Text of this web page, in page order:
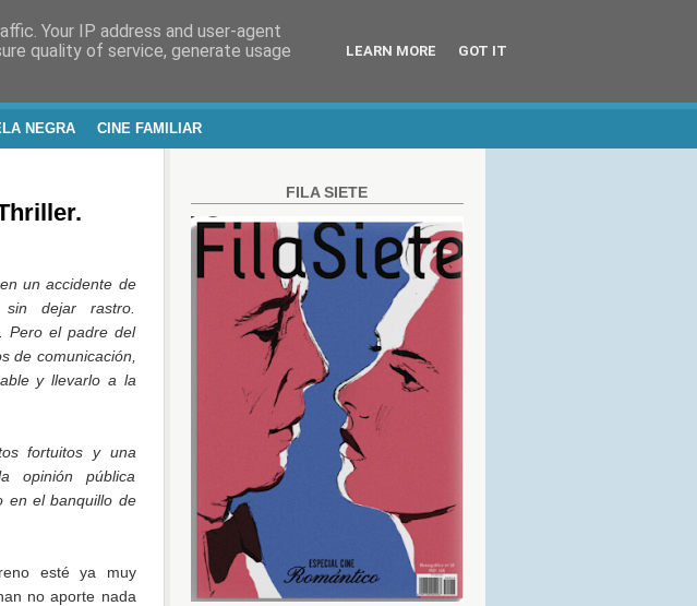
NEGRA CINE FAMILIAR
un accidente de
dejar rastro.
Pero el padre del
de comunicación,
y llevarlo a la
fortuitos y una
opinión pública
en el banquillo de
esté ya muy
no aporte nada
FILA SIETE
Your IP address and user-agent
quality of service, generate usage
LEARN MORE GOT IT